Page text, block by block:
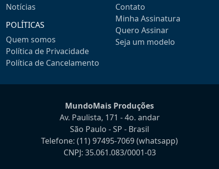
Notícias
POLÍTICAS
Quem somos
Política de Privacidade
Política de Cancelamento
Contato
Minha Assinatura
Quero Assinar
Seja um modelo
MundoMais Produções
Av. Paulista, 171 - 4o. andar
São Paulo - SP - Brasil
Telefone: (11) 97495-7069(whatsapp)
CNPJ: 35.061.083/0001-03